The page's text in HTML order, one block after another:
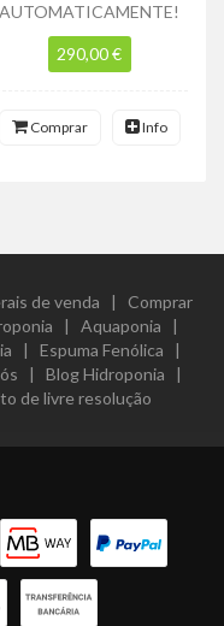
AUTOMATICAMENTE!
290,00 €
Comprar Info
de venda | Comprar
| Aquaponia |
| Espuma Fenólica |
| Blog Hidroponia |
de livre resolução